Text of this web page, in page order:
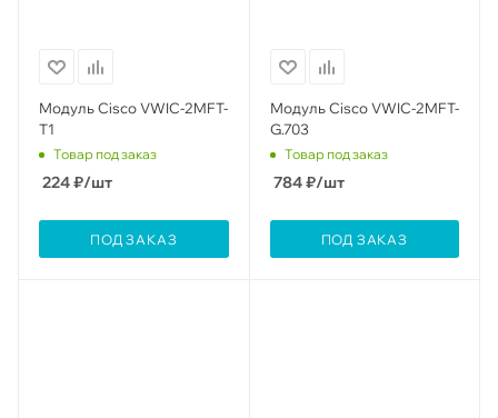
Модуль Cisco VWIC-2MFT-
T1
Товар под заказ
224₽/шт
ПОД ЗАКАЗ
Модуль Cisco VWIC-2MFT-
G.703
Товар под заказ
784₽/шт
ПОД ЗАКАЗ